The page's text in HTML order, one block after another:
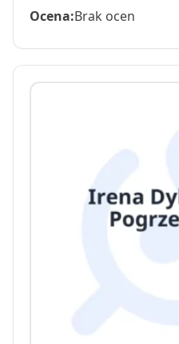
Ocena:Brak ocen